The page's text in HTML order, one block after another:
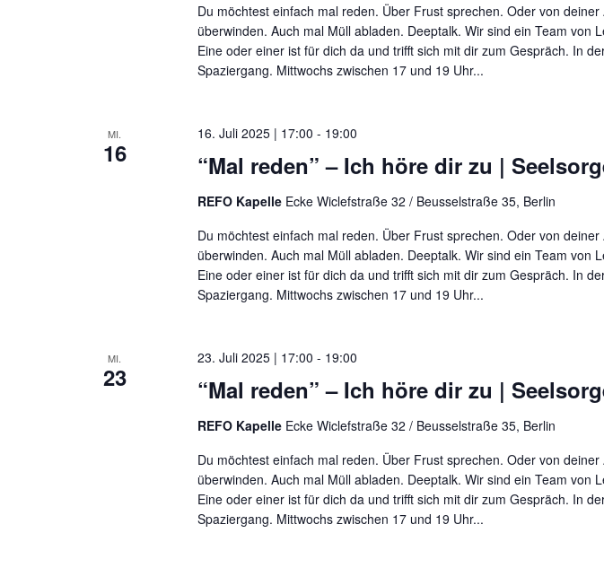
Du möchtest einfach mal reden. Über Frust sprechen. Oder von
überwinden. Auch mal Müll abladen. Deeptalk. Wir sind ein Team von
Eine oder einer ist für dich da und trifft sich mit dir zum Gespräch. In
Spaziergang. Mittwochs zwischen 17 und 19 Uhr...
MI.
16 “Mal reden” – Ich höre dir zu |
16. Juli 2025 | 17:00 - 19:00
REFO Kapelle Ecke Wiclefstraße 32 / Beusselstraße 35, Berlin
Du möchtest einfach mal reden. Über Frust sprechen. Oder von
überwinden. Auch mal Müll abladen. Deeptalk. Wir sind ein Team von
Eine oder einer ist für dich da und trifft sich mit dir zum Gespräch. In
Spaziergang. Mittwochs zwischen 17 und 19 Uhr...
MI.
23 “Mal reden” – Ich höre dir zu |
23. Juli 2025 | 17:00 - 19:00
REFO Kapelle Ecke Wiclefstraße 32 / Beusselstraße 35, Berlin
Du möchtest einfach mal reden. Über Frust sprechen. Oder von
überwinden. Auch mal Müll abladen. Deeptalk. Wir sind ein Team von
Eine oder einer ist für dich da und trifft sich mit dir zum Gespräch. In
Spaziergang. Mittwochs zwischen 17 und 19 Uhr...